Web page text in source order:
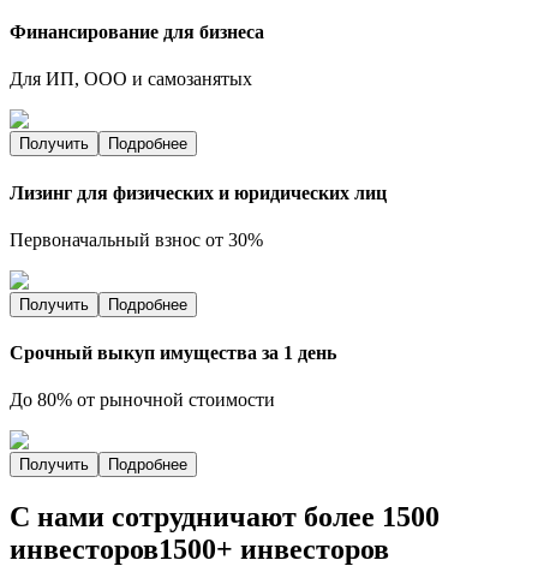
Финансирование для бизнеса
Для ИП, ООО и самозанятых
Получить Подробнее
Лизинг для физических и юридических лиц
Первоначальный взнос от 30%
Получить Подробнее
Срочный выкуп имущества за 1 день
До 80% от рыночной стоимости
Получить Подробнее
С нами сотрудничают более 1500
инвесторов1500+ инвесторов